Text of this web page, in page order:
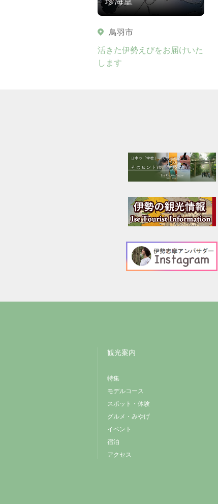
鳥羽市
活きた伊勢えびをお届けいた
します
観光案内
特集
モデルコース
スポット・体験
グルメ・みやげ
イベント
宿泊
アクセス